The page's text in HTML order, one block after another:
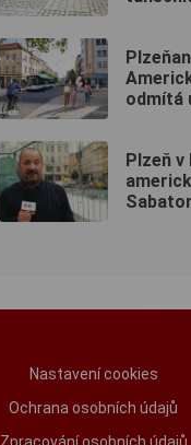
odmítá
Plzeň
Nastavení cookies
Ochrana osobních údajů
Zpracování osobních údajů